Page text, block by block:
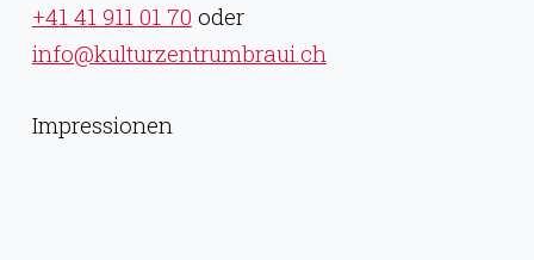
+41 41 911 01 70 oder
info@kulturzentrumbraui.ch
Impressionen